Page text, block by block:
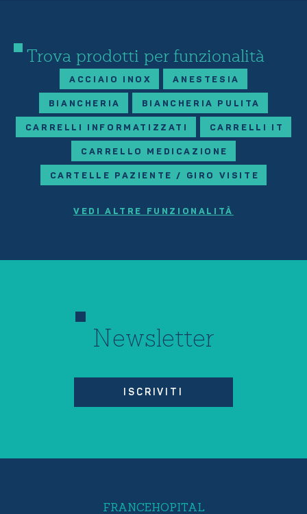
Trova prodotti per funzionalità
ACCIAIO INOX ANESTESIA
BIANCHERIA BIANCHERIA PULITA
CARRELLI INFORMATIZZATI CARRELLI IT
CARRELLO MEDICAZIONE
CARTELLE PAZIENTE / GIRO VISITE
VEDI ALTRE FUNZIONALITÀ
Newsletter
ISCRIVITI
FRANCEHOPITAL